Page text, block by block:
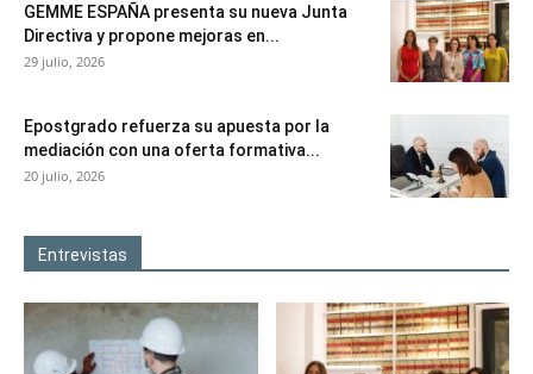
GEMME ESPAÑA presenta su nueva Junta
Directiva y propone mejoras en...
29 julio, 2026
Epostgrado refuerza su apuesta por la
mediación con una oferta formativa...
20 julio, 2026
Entrevistas